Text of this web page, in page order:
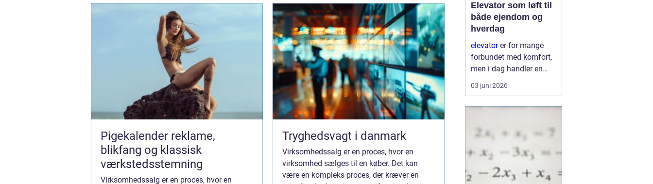
Pigekalender reklame,
blikfang og klassisk
værkstedsstemning
Virksomhedssalg er en proces, hvor en
Tryghedsvagt i danmark
Virksomhedssalg er en proces, hvor en
virksomhed sælges til en køber. Det kan
være en kompleks proces, der kræver en
Elevator som løft til
både ejendom og
hverdag
elevatorer for mange
forbundet med komfort,
men i dag handler en
moderne elevator lige så
meget om
langsigtede værdi. En
veldesignet og
gennemtæ...
03 juni 2026